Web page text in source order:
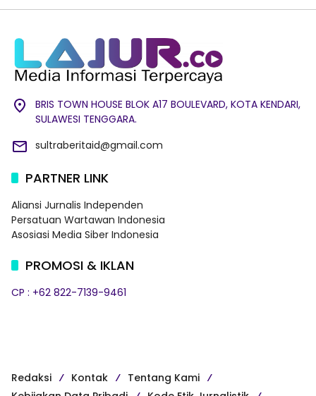
BRIS TOWN HOUSE BLOK A17 BOULEVARD, KOTA KENDARI,
SULAWESI TENGGARA.
sultraberitaid@gmail.com
PARTNER LINK
Aliansi Jurnalis Independen
Persatuan Wartawan Indonesia
Asosiasi Media Siber Indonesia
PROMOSI & IKLAN
CP : +62 822-7139-9461
Redaksi Kontak
Tentang Kami